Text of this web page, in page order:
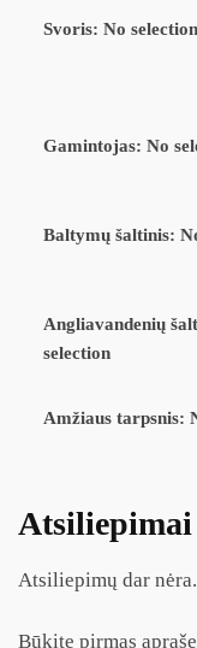
Svoris: No selection
Gamintojas: No
Baltymų šaltinis:
Angliavandenių
selection
Amžiaus tarpsnis:
Atsiliepimai
Atsiliepimų dar nėra.
Būkite pirmas